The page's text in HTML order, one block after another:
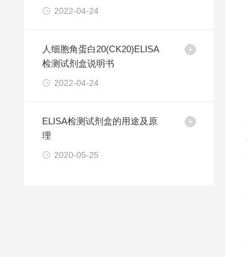
2022-04-24
人细胞角蛋白20(CK20)ELISA
检测试剂盒说明书
2022-04-24
ELISA检测试剂盒的用途及原
理
2020-05-25